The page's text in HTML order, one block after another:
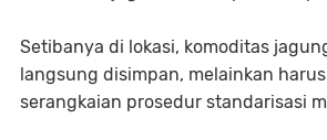
Setibanya di lokasi, komoditas
langsung disimpan, melainkan
serangkaian prosedur standarisasi